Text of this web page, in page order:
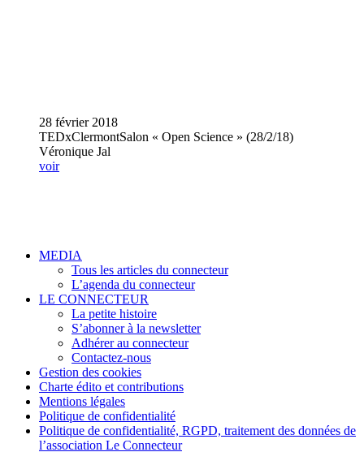
28 février 2018
TEDxClermontSalon « Open Science » (28/2/18)
Véronique Jal
voir
MEDIA
Tous les articles du connecteur
L’agenda du connecteur
LE CONNECTEUR
La petite histoire
S’abonner à la newsletter
Adhérer au connecteur
Contactez-nous
Gestion des cookies
Charte édito et contributions
Mentions légales
Politique de confidentialité
Politique de confidentialité, RGPD, traitement des données de
l’association Le Connecteur